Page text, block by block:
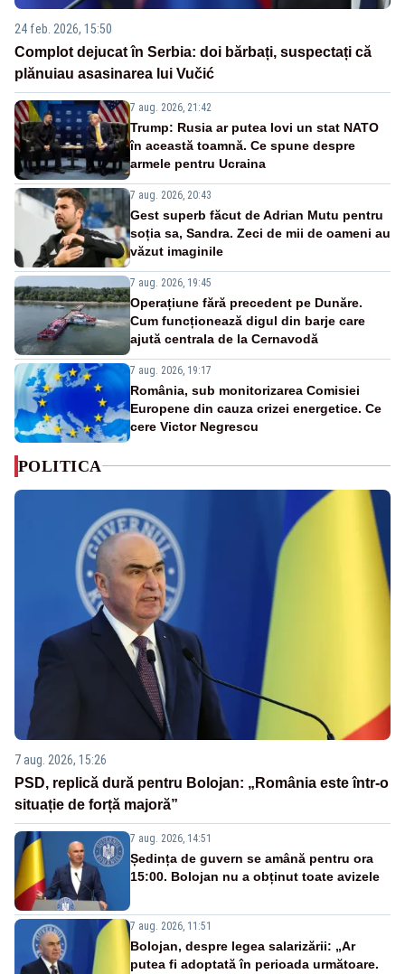
24 feb. 2026, 15:50
Complot dejucat în Serbia: doi bărbați, suspectați că
plănuiau asasinarea lui Vučić
7 aug. 2026, 21:42
Trump: Rusia ar putea lovi un stat NATO
în această toamnă. Ce spune despre
armele pentru Ucraina
7 aug. 2026, 20:43
Gest superb făcut de Adrian Mutu pentru
soția sa, Sandra. Zeci de mii de oameni au
văzut imaginile
7 aug. 2026, 19:45
Operațiune fără precedent pe Dunăre.
Cum funcționează digul din barje care
ajută centrala de la Cernavodă
7 aug. 2026, 19:17
România, sub monitorizarea Comisiei
Europene din cauza crizei energetice. Ce
cere Victor Negrescu
POLITICA
7 aug. 2026, 15:26
PSD, replică dură pentru Bolojan: „România este într-o
situație de forță majoră”
7 aug. 2026, 14:51
Ședința de guvern se amână pentru ora
15:00. Bolojan nu a obținut toate avizele
7 aug. 2026, 11:51
Bolojan, despre legea salarizării: „Ar
putea fi adoptată în perioada următoare.